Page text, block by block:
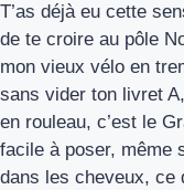
T’as déjà eu cette
de te croire au pôle
mon vieux vélo en
sans vider ton livret
en rouleau, c’est le
facile à poser, même
dans les cheveux, ce